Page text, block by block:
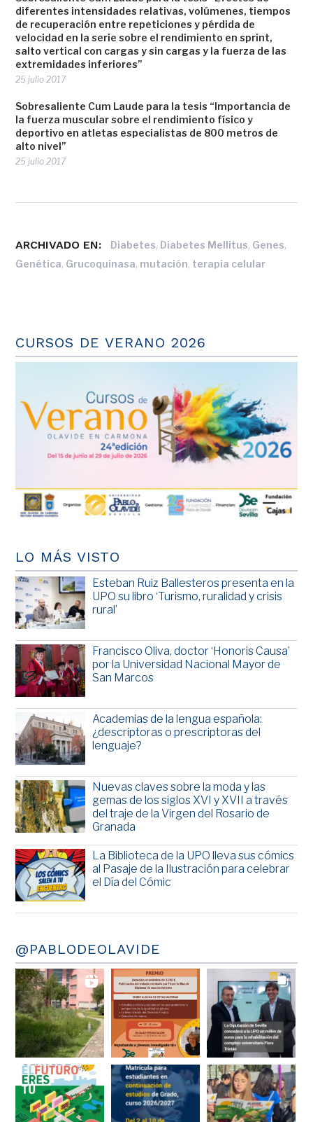
diferentes intensidades relativas, volúmenes, tiempos
de recuperación entre repeticiones y pérdida de
velocidad en la serie sobre el rendimiento en sprint,
salto vertical con cargas y sin cargas y la fuerza de las
extremidades inferiores”
25 julio 2017
Sobresaliente Cum Laude para la tesis “Importancia de
la fuerza muscular sobre el rendimiento físico y
deportivo en atletas especialistas de 800 metros de
alto nivel”
25 julio 2017
ARCHIVADO EN: Diabetes, Diabetes Mellitus, Genes,
Genética, Grucoquinasa, mutación, terapia celular
CURSOS DE VERANO 2026
LO MÁS VISTO
Esteban Ruiz Ballesteros presenta en la
UPO su libro ‘Turismo, ruralidad y crisis
rural’
Francisco Oliva, doctor ‘Honoris Causa’
por la Universidad Nacional Mayor de
San Marcos
Academias de la lengua española:
¿descriptoras o prescriptoras del
lenguaje?
Nuevas claves sobre la moda y las
gemas de los siglos XVI y XVII a través
del traje de la Virgen del Rosario de
Granada
La Biblioteca de la UPO lleva sus cómics
al Pasaje de la Ilustración para celebrar
el Día del Cómic
@PABLODEOLAVIDE